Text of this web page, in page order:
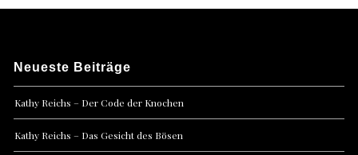
Neueste Beiträge
Kathy Reichs – Der Code der Knochen
Kathy Reichs – Das Gesicht des Bösen